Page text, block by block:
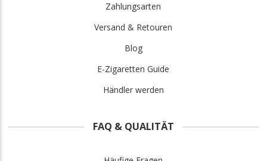
Zahlungsarten
Versand & Retouren
Blog
E-Zigaretten Guide
Händler werden
FAQ & QUALITÄT